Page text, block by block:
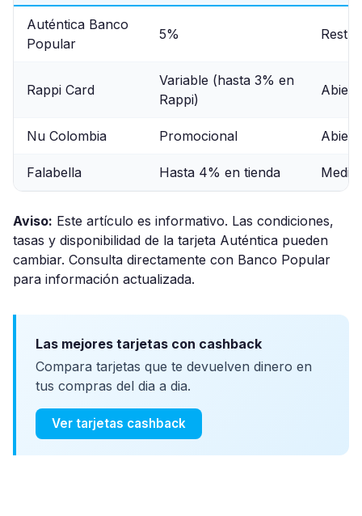
Auténtica Banco
Popular
5%
Rappi Card
Variable (hasta 3% en
Rappi)
Nu Colombia Promocional
Falabella Hasta 4% en tienda Medio
Aviso: Este artículo es informativo. Las condiciones,
tasas y disponibilidad de la tarjeta Auténtica pueden
cambiar. Consulta directamente con Banco Popular
para información actualizada.
Las mejores tarjetas con cashback
Compara tarjetas que te devuelven dinero en
tus compras del dia a dia.
Ver tarjetas cashback